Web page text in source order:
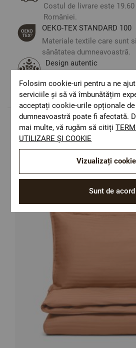
Costul de livrare este
României.
ОЕКО-ТЕX STANDARD 100
Materiale textile care sunt
sănătatea dumneavoastră.
Design autentic
preferință.
Populare in
Folosim cookie-uri pentru a ne
serviciile și să vă îmbunătățim
acceptați cookie-urile opționale
dumneavoastră poate fi afectată.
mai multe, vă rugăm să citiți
UTILIZARE ȘI COOKIE
Sunt de acord
Vizualizați